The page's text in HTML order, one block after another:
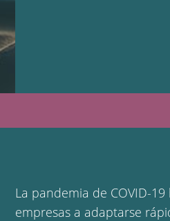
La pandemia de COVID-
empresas a adaptarse